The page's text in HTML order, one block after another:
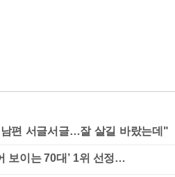
편 서글서글…잘 살길 바랐는데"